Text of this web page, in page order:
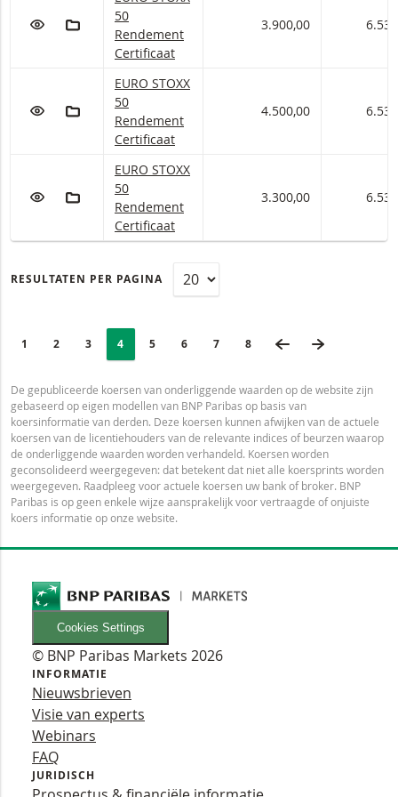
VOEG TOE AAN WATCHLIST
AAN PORTFOLIO TOEVOEGEN
50
Rendement
Certificaat
3.900,00
VOEG TOE AAN WATCHLIST
AAN PORTFOLIO TOEVOEGEN
EUROSTOXX 50 Rendement Certificaten met
EURO STOXX
50
Rendement
Certificaat
4.500,00
VOEG TOE AAN WATCHLIST
AAN PORTFOLIO TOEVOEGEN
EUROSTOXX 50 Rendement Certificaten met
EURO STOXX
50
Rendement
Certificaat
3.300,00
RESULTATEN PER PAGINA
PAGE
1 PAGINA
2 PAGINA
3 Selected:
PAGINA
4 PAGINA
5 PAGINA
6 PAGINA
7 LAATSTE PAGINA
8 VORIGE PAGINA
De gepubliceerde koersen van onderliggende waarden op de website zijn
gebaseerd op eigen modellen van BNP Paribas op basis van
koersinformatie van derden. Deze koersen kunnen afwijken van de actuele
koersen van de licentiehouders van de relevante indices of beurzen waarop
de onderliggende waarden worden verhandeld. Koersen worden
geconsolideerd weergegeven: dat betekent dat niet alle koersprints worden
weergegeven. Raadpleeg voor actuele koersen uw bank of broker. BNP
Paribas is op geen enkele wijze aansprakelijk voor vertraagde of onjuiste
koers informatie op onze website.
Cookies Settings
© BNP Paribas Markets 2026
INFORMATIE
Nieuwsbrieven
Visie van experts
Webinars
FAQ
JURIDISCH